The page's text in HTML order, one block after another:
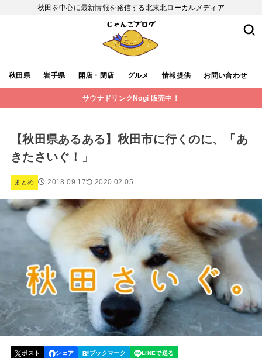
秋田を中心に最新情報を発信する北東北ローカルメディア
秋田県 岩手県 開店・閉店 グルメ 情報提供 お問い合わせ
サウナドリンクNogi 販売中！
【秋田県あるある】秋田市に行くのに、「あ
きたさいぐ！」
まとめ 2018.09.17 2020.02.05